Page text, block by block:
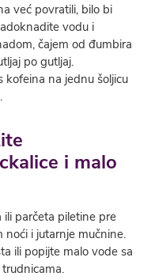
već povratili, bilo bi
vodu i
čajem od đumbira
po gutljaj.
kofeina na jednu šoljicu
i malo
parčeta piletine pre
noći i jutarnje mučnine.
ili popijte malo vode sa